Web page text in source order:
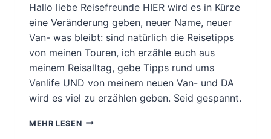
Hallo liebe Reisefreunde HIER wird es in Kürze
eine Veränderung geben, neuer Name, neuer
Van- was bleibt: sind natürlich die Reisetipps
von meinen Touren, ich erzähle euch aus
meinem Reisalltag, gebe Tipps rund ums
Vanlife UND von meinem neuen Van- und DA
wird es viel zu erzählen geben. Seid gespannt.
MEHR LESENSNEAK